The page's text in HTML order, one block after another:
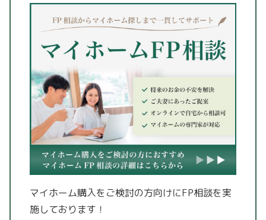
マイホーム購入をご検討の方向けにFP相談を実
施しております！